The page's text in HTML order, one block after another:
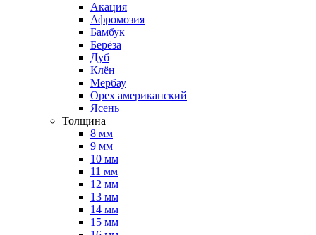
Акация
Афромозия
Бамбук
Берёза
Дуб
Клён
Мербау
Орех американский
Ясень
Толщина
8 мм
9 мм
10 мм
11 мм
12 мм
13 мм
14 мм
15 мм